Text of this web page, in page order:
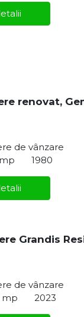
renovat,
de vânzare
1980
Grandis
de vânzare
mp 2023